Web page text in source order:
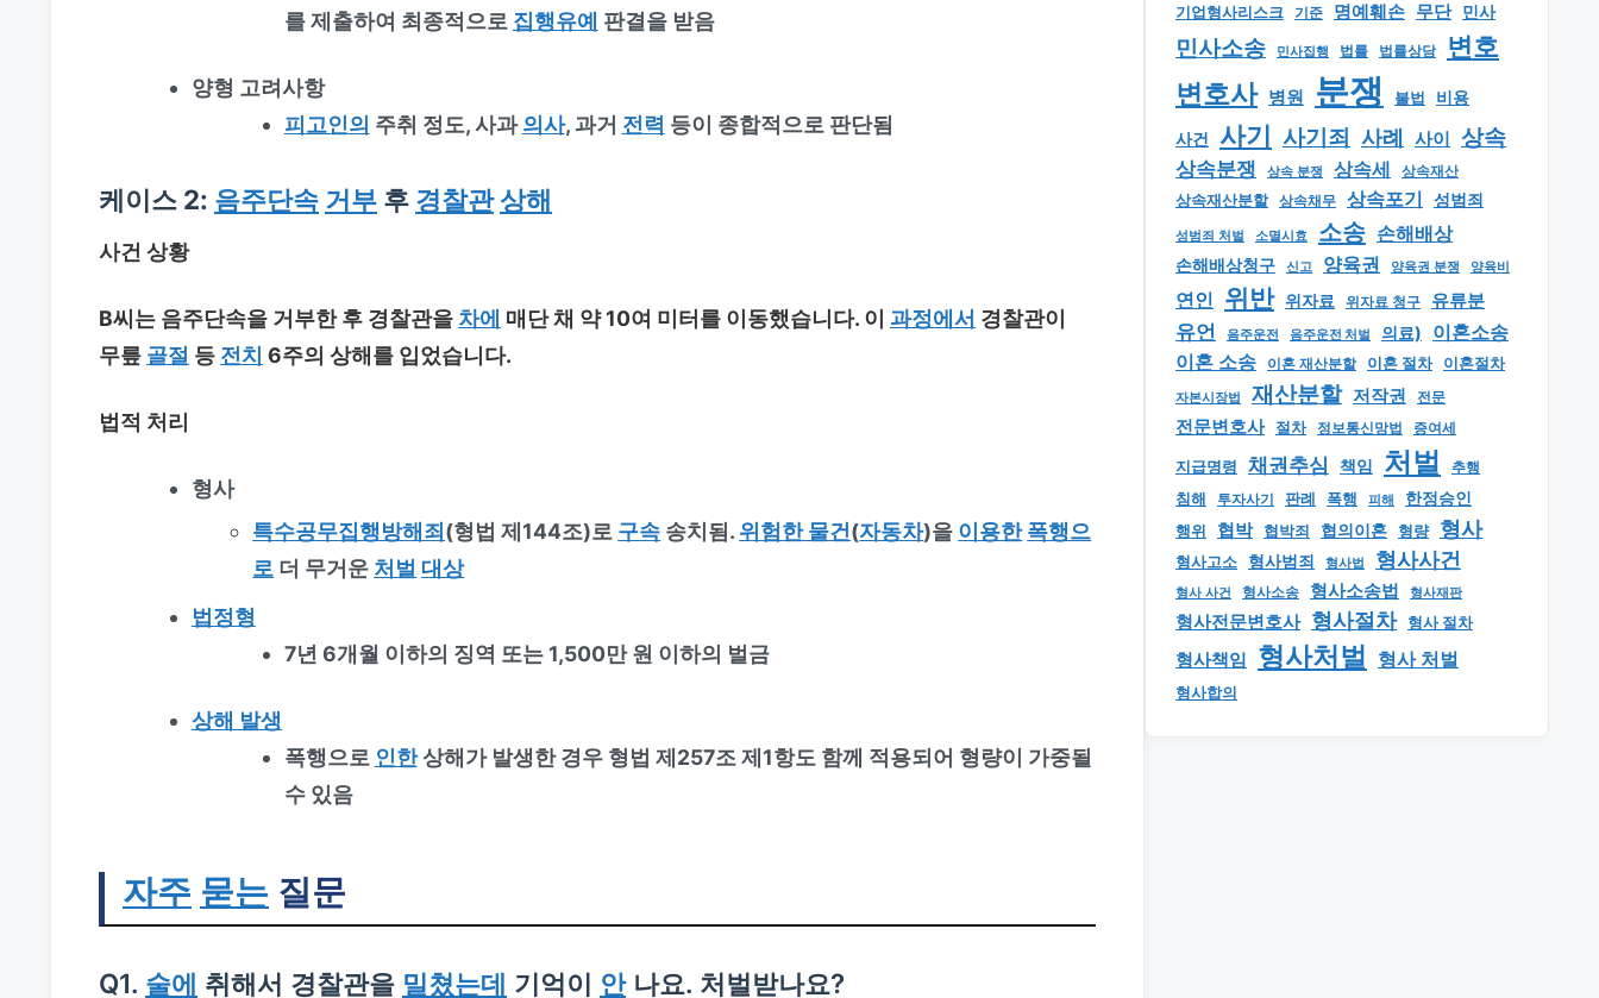
를 제출하여 최종적으로 집행유예 판결을 받음
양형 고려사항
피고인의 주취 정도, 사과의사, 과거 전력 등이 종합적으로 판단됨
케이스 2: 음주단속 거부 후 경찰관 상해
사건 상황
B씨는 음주단속을 거부한 후 경찰관을 차에 매단 채 약 10여 미터를 이동했습니다. 이 과정에서 경찰관이
무릎 골절 등 전치 6주의 상해를 입었습니다.
법적 처리
형사
특수공무집행방해죄 (형법 제144조)로 구속 송치됨. 위험한 물건(자동차)을 이용한 폭행으
로 더 무거운 처벌 대상
법정형
7년 6개월 이하의 징역 또는 1,500만 원 이하의 벌금
상해 발생
폭행으로 인한상해가 발생한 경우 형법 제257조 제1항도 함께 적용되어 형량이 가중될
수 있음
자주 묻는 질문
Q1. 술에 취해서 경찰관을 밀쳤는데 기억이 안나요. 처벌받나요?
기업형사리스크 기준 명예훼손 무단 민사
민사소송 민사집행 법률 법률상담
변호
변호사 병원 분쟁 불법 비용
사건 사기 사기죄 사례 사이 상속
상속분쟁 상속 분쟁 상속세 상속재산
상속재산분할 상속채무 상속포기 성범죄
성범죄 처벌 소멸시효 소송 손해배상
손해배상청구 신고 양육권 양육권 분쟁 양육비
연인 위반 위자료 위자료 청구 유류분
유언 음주운전 음주운전 처벌 의료) 이혼소송
이혼 소송 이혼 재산분할 이혼 절차 이혼절차
자본시장법 재산분할 저작권 전문
전문변호사 절차 정보통신망법 증여세
지급명령 채권추심 책임 처벌
추행
침해
투자사기 판례 폭행 피해 한정승인
행위 협박 협박죄 협의이혼 형량 형사
형사고소 형사범죄 형사법 형사사건
형사 사건 형사소송 형사소송법 형사재판
형사전문변호사 형사절차 형사 절차
형사책임 형사처벌 형사 처벌
형사합의